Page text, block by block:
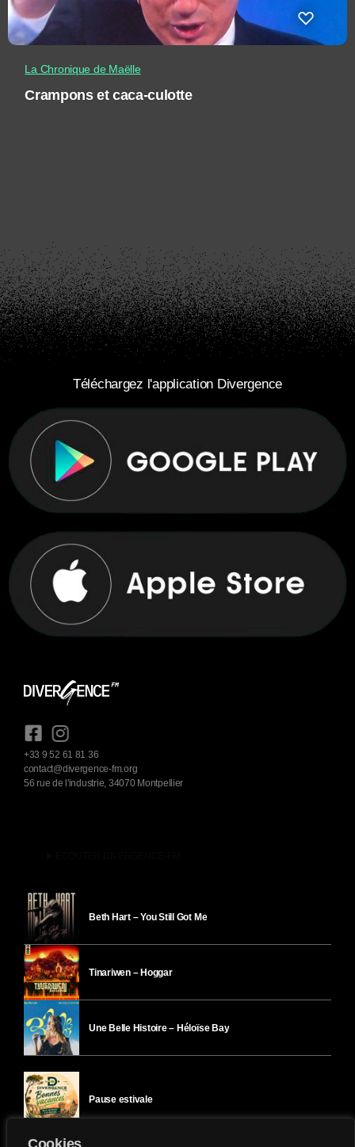
Cookies
La Chronique de Maëlle
Crampons et caca-culotte
Téléchargez l'application Divergence
+33 9 52 61 81 36
contact@divergence-fm.org
56 rue de l'industrie, 34070 Montpellier
Beth Hart – You Still Got Me
Tinariwen – Hoggar
Une Belle Histoire – Héloïse Bay
Pause estivale